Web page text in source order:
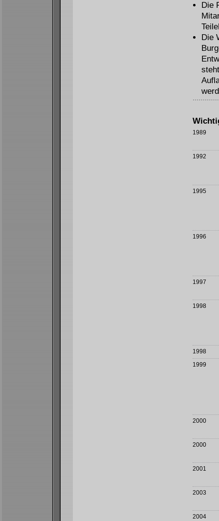
Die
Die
1989
1992
1995
1996
1997
1998
1998
1999
2000
2000
2001
2003
2004